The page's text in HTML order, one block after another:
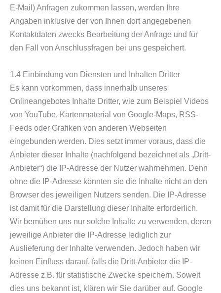
E-Mail) Anfragen zukommen lassen, werden Ihre
Angaben inklusive der von Ihnen dort angegebenen
Kontaktdaten zwecks Bearbeitung der Anfrage und für
den Fall von Anschlussfragen bei uns gespeichert.
1.4 Einbindung von Diensten und Inhalten Dritter
Es kann vorkommen, dass innerhalb unseres
Onlineangebotes Inhalte Dritter, wie zum Beispiel Videos
von YouTube, Kartenmaterial von Google-Maps, RSS-
Feeds oder Grafiken von anderen Webseiten
eingebunden werden. Dies setzt immer voraus, dass die
Anbieter dieser Inhalte (nachfolgend bezeichnet als „Dritt-
Anbieter“) die IP-Adresse der Nutzer wahrnehmen. Denn
ohne die IP-Adresse könnten sie die Inhalte nicht an den
Browser des jeweiligen Nutzers senden. Die IP-Adresse
ist damit für die Darstellung dieser Inhalte erforderlich.
Wir bemühen uns nur solche Inhalte zu verwenden, deren
jeweilige Anbieter die IP-Adresse lediglich zur
Auslieferung der Inhalte verwenden. Jedoch haben wir
keinen Einfluss darauf, falls die Dritt-Anbieter die IP-
Adresse z.B. für statistische Zwecke speichern. Soweit
dies uns bekannt ist, klären wir Sie darüber auf. Google